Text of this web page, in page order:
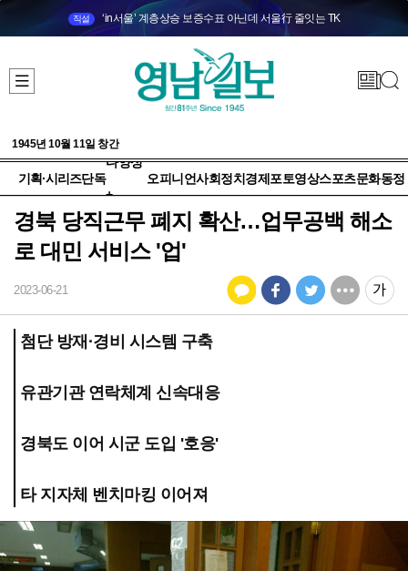
직설 ‘in서울’ 계층상승 보증수표 아닌데 서울行 줄잇는 TK
1945년 10월 11일 창간
기획·시리즈단독
다양성
+
오피니언사회정치 경제 포토영상스포츠문화동정
경북 당직근무 폐지 확산…업무공백 해소
로 대민 서비스 '업'
2023-06-21
첨단 방재·경비 시스템 구축
유관기관 연락체계 신속대응
경북도 이어 시군 도입 '호응'
타 지자체 벤치마킹 이어져